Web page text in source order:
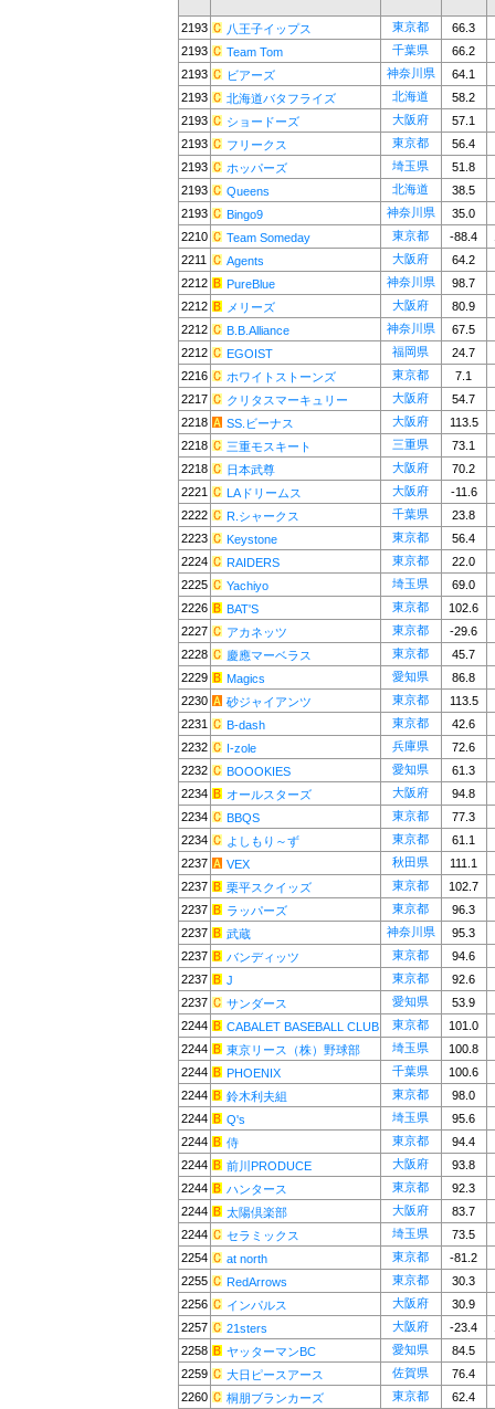
2193 八王子イップス 東京都
66.3
2193
Team Tom 千葉県
66.2
2193
ビアーズ 神奈川県
64.1
2193
北海道バタフライズ 北海道
58.2
2193
ショードーズ 大阪府
57.1
2193
フリークス 東京都
56.4
2193
ホッパーズ 埼玉県
51.8
2193
Queens 北海道
38.5
2193
Bingo9 神奈川県
35.0
2210
Team Someday 東京都 -88.4
2211
Agents 大阪府
64.2
2212
PureBlue 神奈川県
98.7
2212
メリーズ 大阪府
80.9
2212
B.B.Alliance 神奈川県
67.5
2212
EGOIST 福岡県
24.7
2216
ホワイトストーンズ 東京都
7.1
2217
クリタスマーキュリー 大阪府
54.7
2218
SS.ビーナス 大阪府
113.5
2218
三重モスキート 三重県
73.1
2218
日本武尊 大阪府
70.2
2221
LAドリームス 大阪府
-11.6
2222
R.シャークス 千葉県
23.8
2223
Keystone 東京都
56.4
2224
RAIDERS 東京都
22.0
2225
Yachiyo 埼玉県
69.0
2226
BAT'S 東京都
102.6
2227
アカネッツ 東京都
-29.6
2228
慶應マーベラス 東京都
45.7
2229
Magics 愛知県
86.8
2230
砂ジャイアンツ 東京都
113.5
2231
B-dash 東京都
42.6
2232
I-zole 兵庫県
72.6
2232
BOOOKIES 愛知県
61.3
2234
オールスターズ 大阪府
94.8
2234
BBQS 東京都
77.3
2234
よしもり～ず 東京都
61.1
2237
VEX 秋田県
111.1
2237
栗平スクイッズ 東京都
102.7
2237
ラッパーズ 東京都
96.3
2237
武蔵 神奈川県
95.3
2237
バンディッツ 東京都
94.6
2237
J 東京都
92.6
2237
サンダース 愛知県
53.9
2244
CABALET BASEBALL CLUB 東京都
101.0
2244
東京リース（株）野球部 埼玉県
100.8
2244
PHOENIX 千葉県
100.6
2244
鈴木利夫組 東京都
98.0
2244
Q's 埼玉県
95.6
2244
侍 東京都
94.4
2244
前川PRODUCE 大阪府
93.8
2244
ハンタース 東京都
92.3
2244
太陽倶楽部 大阪府
83.7
2244
セラミックス 埼玉県
73.5
2254
at north 東京都
-81.2
2255
RedArrows 東京都
30.3
2256
インパルス 大阪府
30.9
2257
21sters 大阪府 -23.4
2258
ヤッターマンBC 愛知県
84.5
2259
大日ピースアース 佐賀県
76.4
2260
桐朋ブランカーズ 東京都
62.4